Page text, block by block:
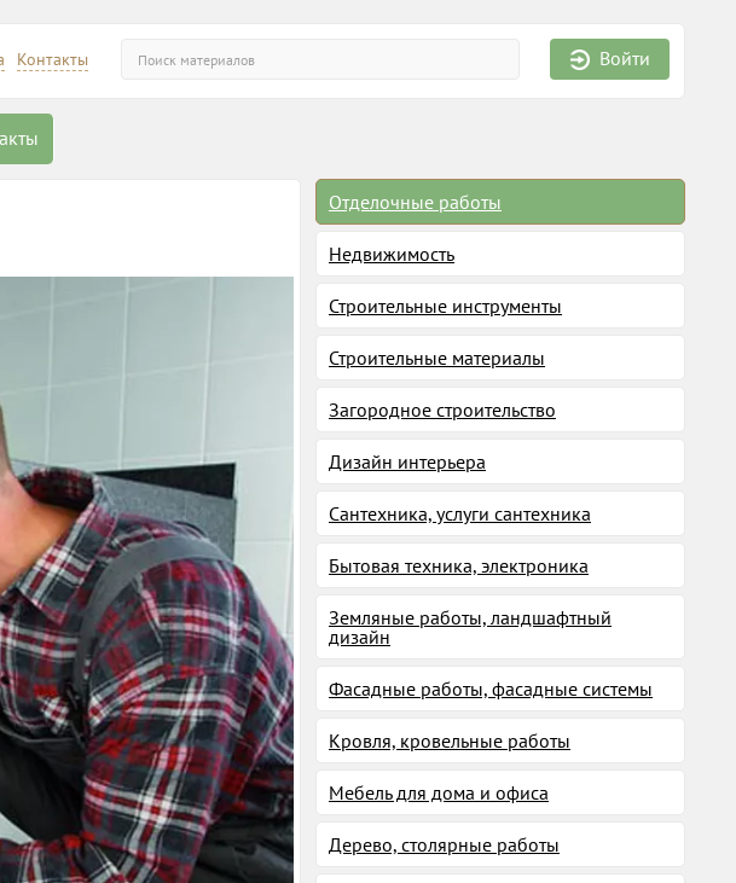
Войти
Контакты
Отделочные работы
Недвижимость
Строительные инструменты
Строительные материалы
Загородное строительство
Дизайн интерьера
Сантехника, услуги сантехника
Бытовая техника, электроника
Земляные работы, ландшафтный
дизайн
Фасадные работы, фасадные системы
Кровля, кровельные работы
Мебель для дома и офиса
Дерево, столярные работы